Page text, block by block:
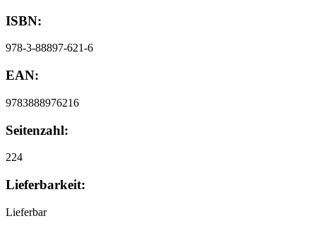
ISBN:
978-3-88897-621-6
EAN:
9783888976216
Seitenzahl:
224
Lieferbarkeit:
Lieferbar